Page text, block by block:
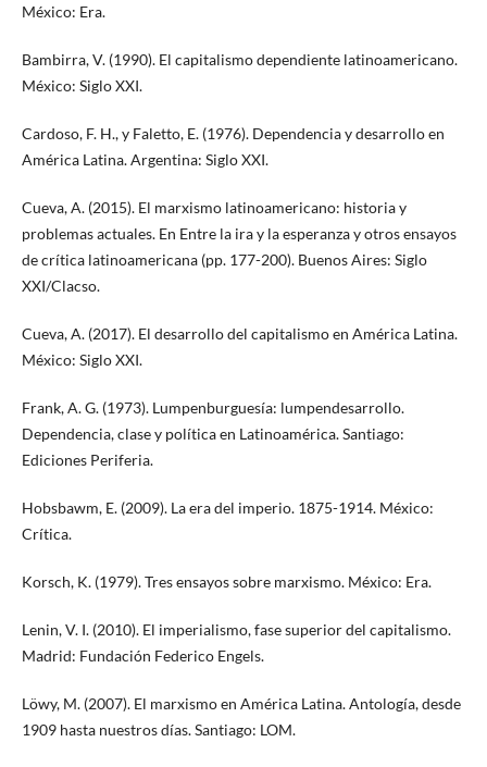
México: Era.
Bambirra, V. (1990). El capitalismo dependiente latinoamericano.
México: Siglo XXI.
Cardoso, F. H., y Faletto, E. (1976). Dependencia y desarrollo en
América Latina. Argentina: Siglo XXI.
Cueva, A. (2015). El marxismo latinoamericano: historia y
problemas actuales. En Entre la ira y la esperanza y otros ensayos
de crítica latinoamericana (pp. 177-200). Buenos Aires: Siglo
XXI/Clacso.
Cueva, A. (2017). El desarrollo del capitalismo en América Latina.
México: Siglo XXI.
Frank, A. G. (1973). Lumpenburguesía: lumpendesarrollo.
Dependencia, clase y política en Latinoamérica. Santiago:
Ediciones Periferia.
Hobsbawm, E. (2009). La era del imperio. 1875-1914. México:
Crítica.
Korsch, K. (1979). Tres ensayos sobre marxismo. México: Era.
Lenin, V. I. (2010). El imperialismo, fase superior del capitalismo.
Madrid: Fundación Federico Engels.
Löwy, M. (2007). El marxismo en América Latina. Antología, desde
1909 hasta nuestros días. Santiago: LOM.